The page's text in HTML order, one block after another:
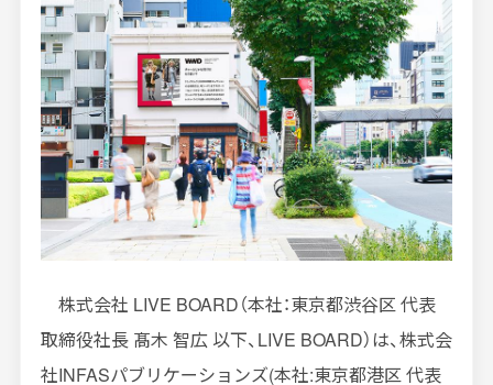
お問い合わせ
よくあるご質問
掲載までの流れ
株式会社 LIVE BOARD（本社：東京都渋谷区 代表
取締役社長 髙木 智広 以下、 LIVE BOARD）は、株式会
社INFASパブリケーションズ(本社:東京都港区 代表